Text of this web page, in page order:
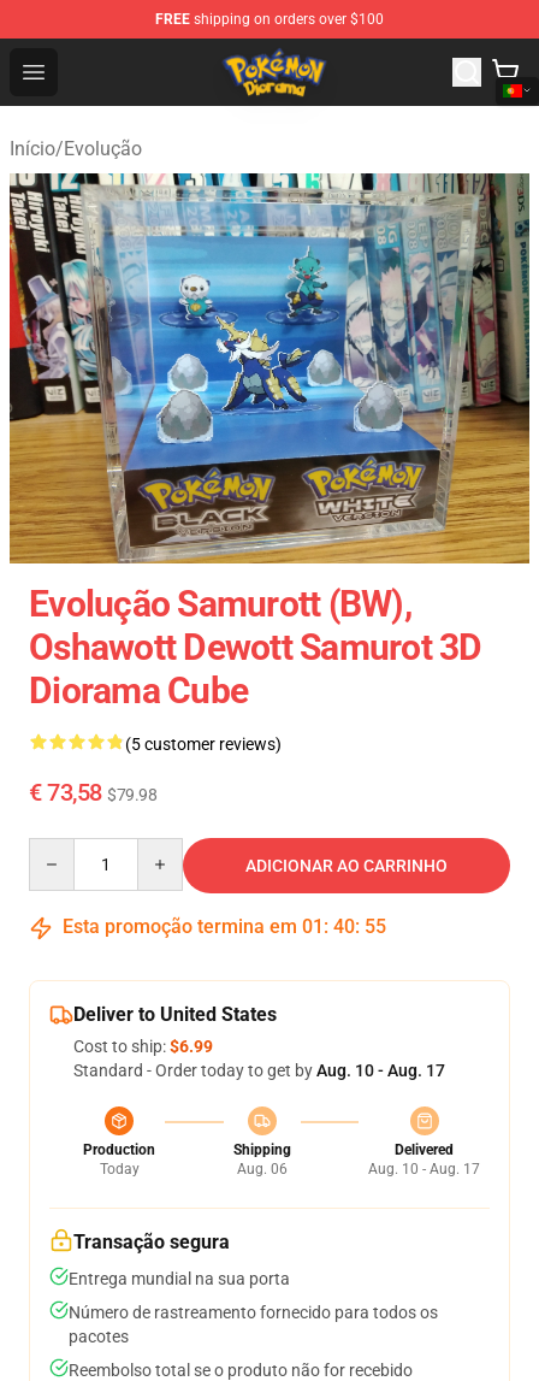
FREE shipping on orders over $100
Open menu
Pokemon Diorama Shop - The Best Store of Pokemon
Início/Evolução
Evolução Samurott (BW),
Oshawott Dewott Samurot 3D
Diorama Cube
(5 customer reviews)
€ 73,58 $79.98
ADICIONAR AO CARRINHO
Esta promoção termina em 01 : 40: 54
Deliver to United States
Cost to ship:$6.99
Standard - Order today to get byAug. 10 - Aug. 17
Production
Today
Shipping
Aug. 06
Delivered
Aug. 10 - Aug. 17
Transação segura
Entrega mundial na sua porta
Número de rastreamento fornecido para todos os
pacotes
Reembolso total se o produto não for recebido